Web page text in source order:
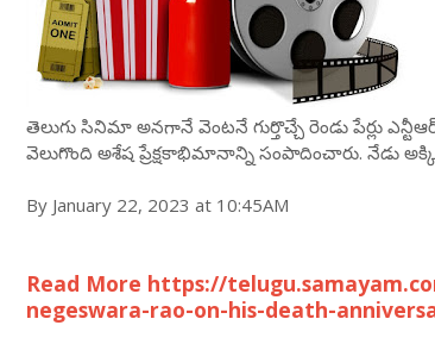
తెలుగు సినిమా అనగానే వెంటనే గుర్తొచ్చే రెండు పేర్లు
వెలుగొంది అశేష ప్రేక్షకాభిమానాన్ని సంపాదించారు. నేడు
By January 22, 2023 at 10:45AM
Read More https://
negeswara-rao-on-his-death-